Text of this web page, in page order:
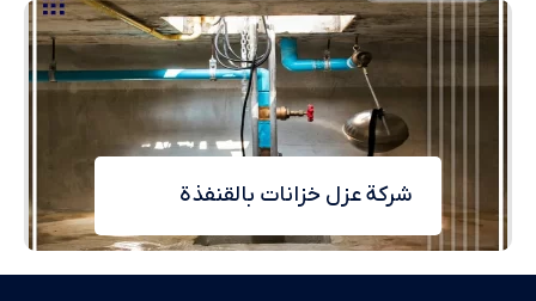
شركة عزل خزانات بالقنفذة